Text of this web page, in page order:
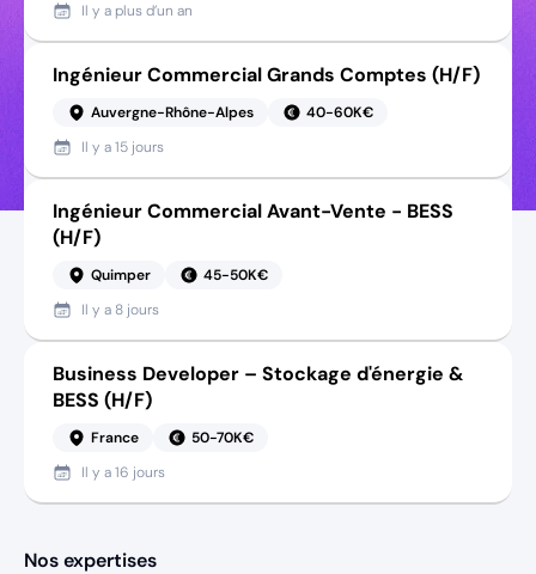
Il y a plus d’un an
Ingénieur Commercial Grands Comptes (H/F)
Auvergne-Rhône-Alpes
40-60K€
Il y a15 jours
Ingénieur Commercial Avant-Vente - BESS
(H/F)
Quimper
45-50K€
Il y a 8 jours
Business Developer – Stockage d'énergie &
BESS (H/F)
France
50-70K€
Il y a16 jours
Nos expertises